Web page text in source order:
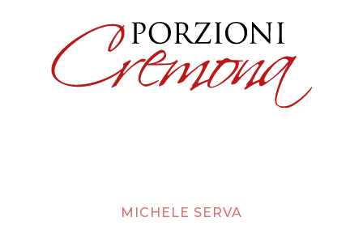
MICHELE SERVA